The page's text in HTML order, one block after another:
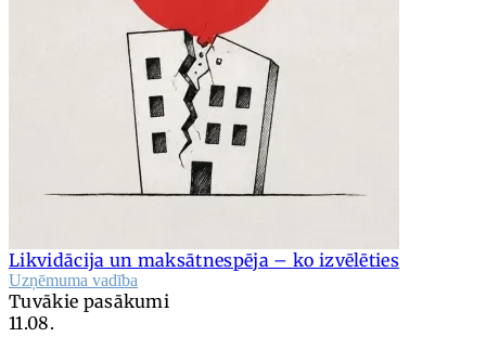
Likvidācija un maksātnespēja – ko izvēlēties
Uzņēmuma vadība
Tuvākie pasākumi
11.08.